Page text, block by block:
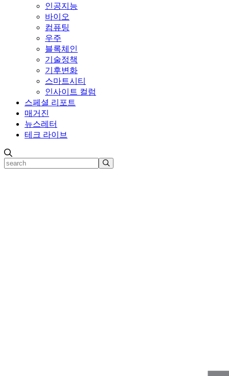
인공지능
바이오
컴퓨팅
우주
블록체인
기술정책
기후변화
스마트시티
인사이트 컬럼
스페셜 리포트
매거진
뉴스레터
테크 라이브